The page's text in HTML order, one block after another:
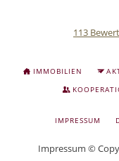
113
NAVIGATION
ÜBERSPRINGEN
IMMOBILIEN
IMPRESSUM
Impressum ©